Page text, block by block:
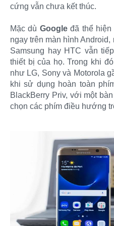
cứng vẫn chưa kết thúc.
Mặc dù Googleđã thể hiện
ngay trên màn hình
Samsung hay HTC vẫn
thiết bị của họ. Trong khi
như LG, Sony và Motorola
khi sử dụng hoàn toàn
BlackBerry Priv, với một
chọn các phím điều hướng